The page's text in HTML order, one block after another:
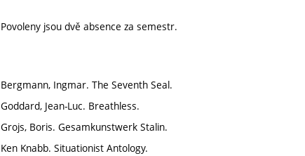
Povoleny jsou dvě absence za semestr.
Bergmann, Ingmar. The Seventh Seal.
Goddard, Jean-Luc. Breathless.
Grojs, Boris. Gesamkunstwerk Stalin.
Ken Knabb. Situationist Antology.